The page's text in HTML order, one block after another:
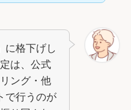
に格下げし
は、公式
ング・他
で行うのが